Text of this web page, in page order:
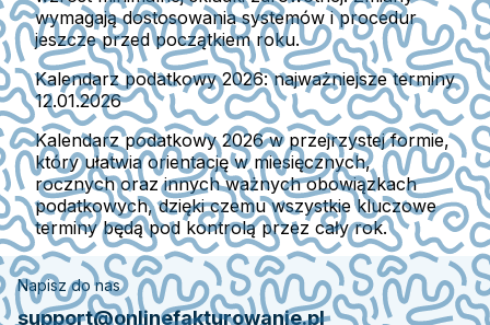
wymagają dostosowania systemów i procedur
jeszcze przed początkiem roku.
Kalendarz podatkowy 2026: najważniejsze terminy
12.01.2026
Kalendarz podatkowy 2026 w przejrzystej formie,
który ułatwia orientację w miesięcznych,
rocznych oraz innych ważnych obowiązkach
podatkowych, dzięki czemu wszystkie kluczowe
terminy będą pod kontrolą przez cały rok.
Napisz do nas
support@onlinefakturowanie.pl